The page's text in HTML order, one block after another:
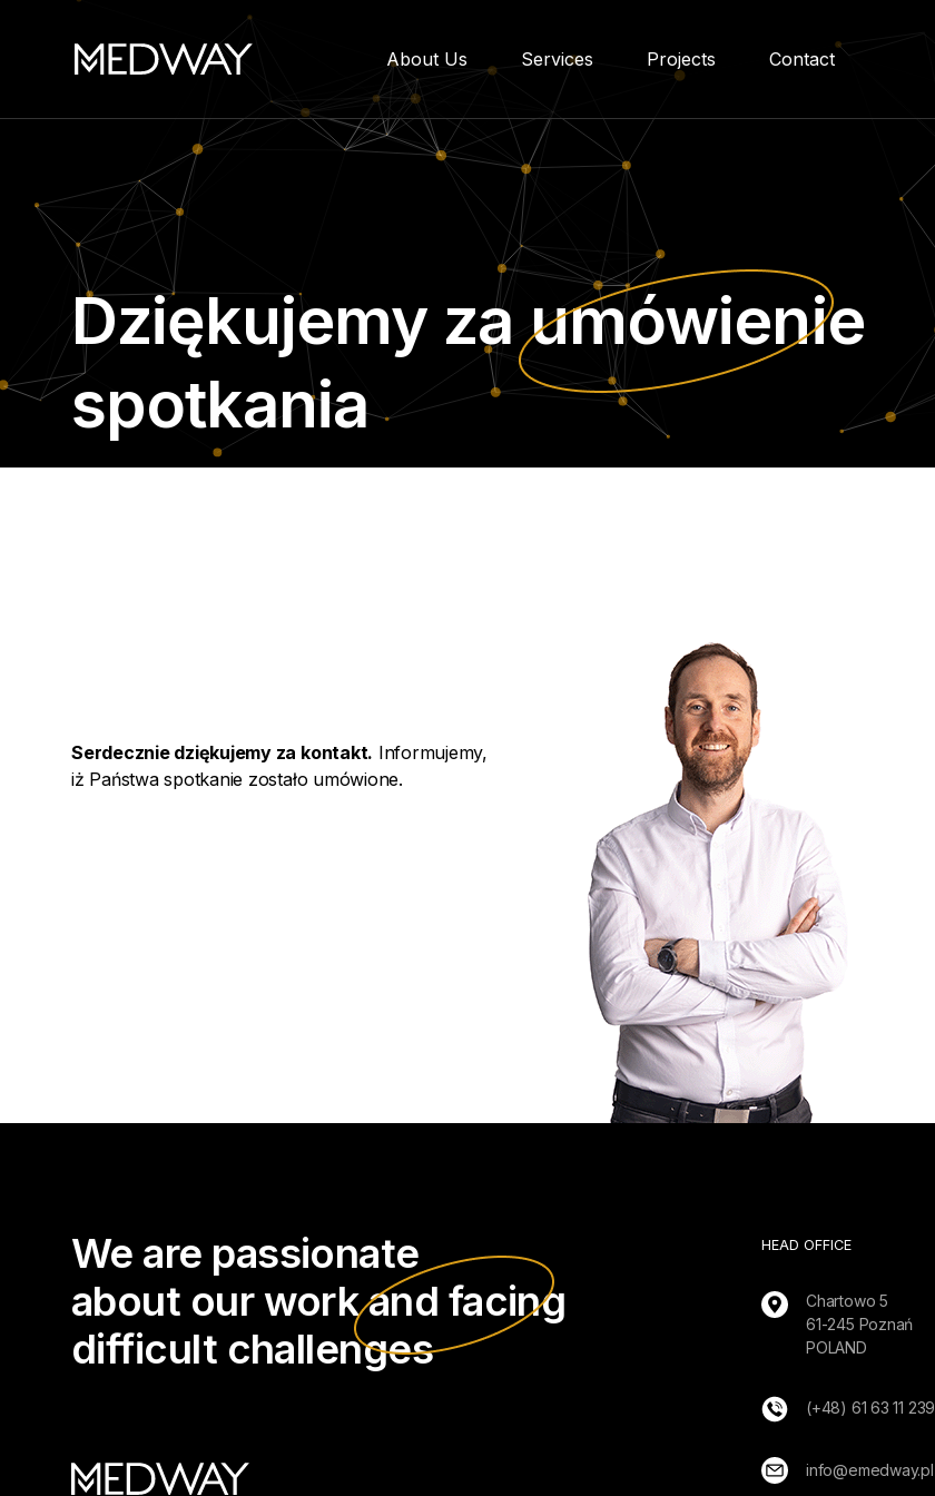
About Us Services Projects Contact
Dziękujemy zaumówienie
spotkania
Serdecznie dziękujemy za kontakt. Informujemy,
iż Państwa spotkanie zostało umówione.
We are passionate
about our workand facing
difficult challenges
HEAD OFFICE
Chartowo 5
61-245 Poznań
POLAND
(+48) 61 63 11 239
info@emedway.pl